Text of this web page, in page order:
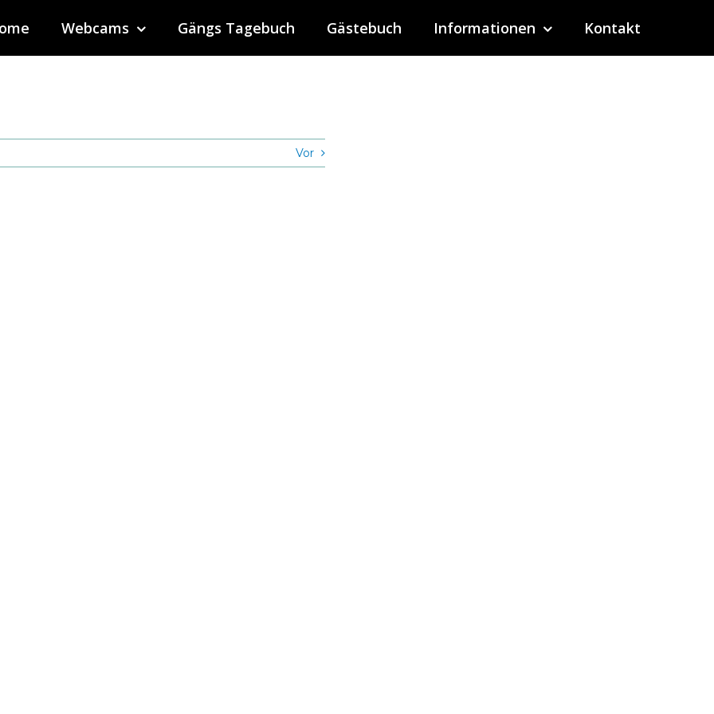
Webcams Gängs Tagebuch Gästebuch Informationen Kontakt
Vor